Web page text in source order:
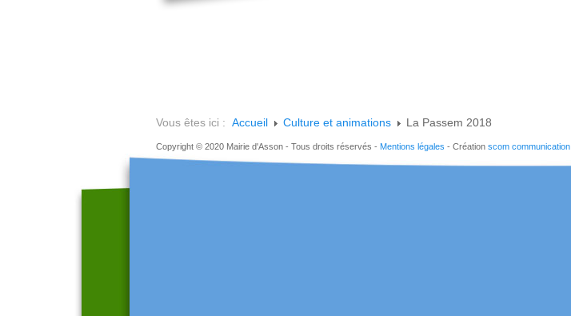
Vous êtes ici : Accueil Culture et animations La Passem 2018
Copyright © 2020 Mairie d'Asson - Tous droits réservés - Mentions légales - Création scom communication